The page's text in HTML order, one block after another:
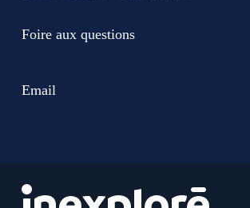
Foire aux questions
Email